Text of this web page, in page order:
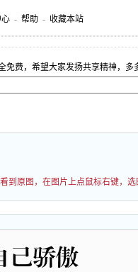
- 帮助 - 收藏本站
免费，希望大家发扬共享精神，多
到原图，在图片上点鼠标右键，